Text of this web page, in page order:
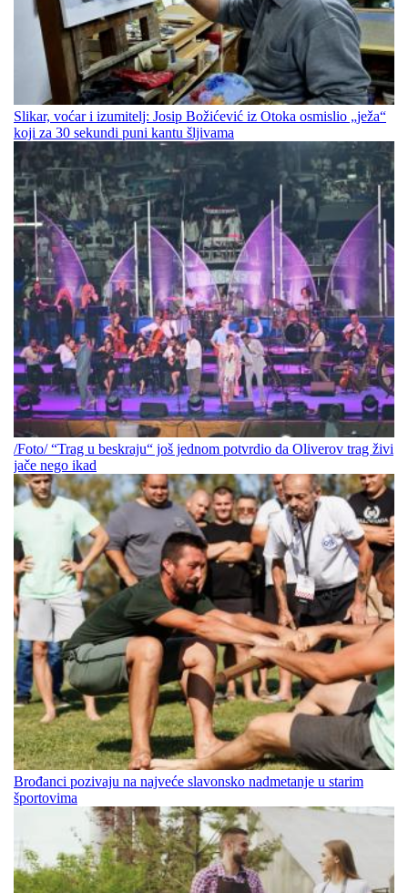
Slikar, voćar i izumitelj: Josip Božićević iz Otoka osmislio „ježa“
koji za 30 sekundi puni kantu šljivama
/Foto/ “Trag u beskraju“ još jednom potvrdio da Oliverov trag živi
jače nego ikad
Brođanci pozivaju na najveće slavonsko nadmetanje u starim
športovima